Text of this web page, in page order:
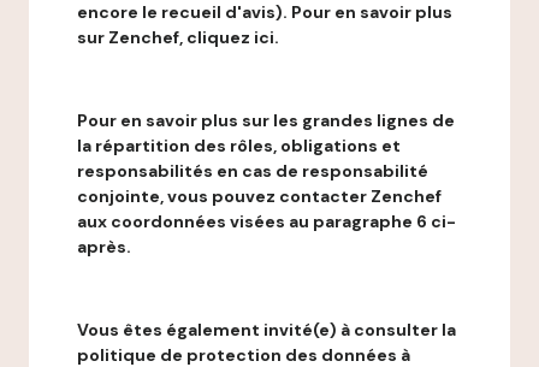
encore le recueil d'avis). Pour en savoir plus
sur Zenchef, cliquez ici.
Pour en savoir plus sur les grandes lignes de
la répartition des rôles, obligations et
responsabilités en cas de responsabilité
conjointe, vous pouvez contacter Zenchef
aux coordonnées visées au paragraphe 6 ci-
après.
Vous êtes également invité(e) à consulter la
politique de protection des données à